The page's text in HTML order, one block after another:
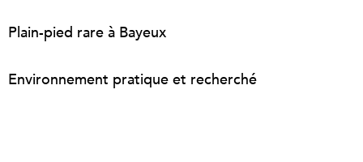
Plain-pied rare à Bayeux
Environnement pratique et recherché